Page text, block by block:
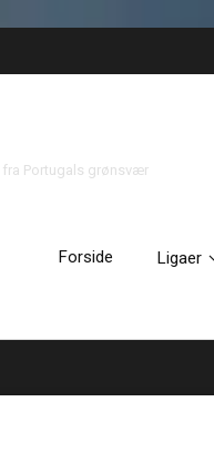
fra Portugals grønsvær
Forside Ligaer